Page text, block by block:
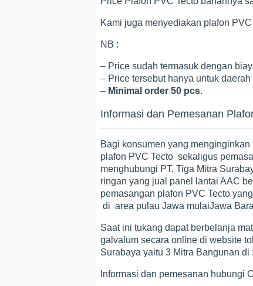
Kami juga menyediakan plafon
NB :
– Price sudah termasuk dengan
– Price tersebut hanya untuk daerah
– Minimal order 50 pcs.
Informasi dan Pemesanan
Bagi konsumen yang
plafon PVC Tecto sekaligus
menghubungi PT. Tiga Mitra
ringan yang jual panel lantai AAC
pemasangan plafon PVC Tecto
di area pulau Jawa mulaiJawa
Saat ini tukang dapat berbelanja
galvalum secara online di website
Surabaya yaitu 3 Mitra Bangunan
Informasi dan pemesanan hubungi